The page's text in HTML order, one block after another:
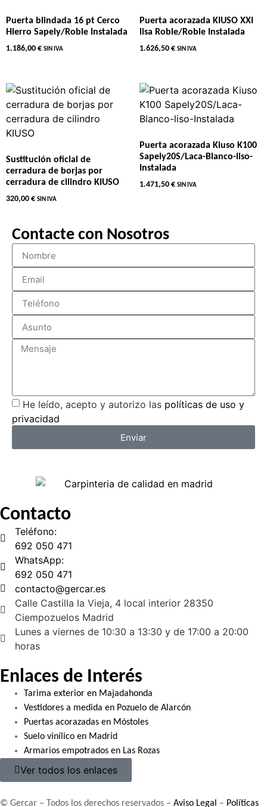
Puerta blindada 16 pt Cerco
Hierro Sapely/Roble Instalada
1.186,00 € SIN IVA
Puerta acorazada KIUSO XXI
lisa Roble/Roble Instalada
1.626,50 € SIN IVA
Sustitución oficial de
cerradura de borjas por
cerradura de cilindro KIUSO
320,00 € SIN IVA
Puerta acorazada Kiuso K100
Sapely20S/Laca-Blanco-liso-
Instalada
1.471,50 € SIN IVA
Contacte con Nosotros
He leído, acepto y autorizo las políticas de uso y
privacidad
Enviar
Contacto
Teléfono:
692 050 471
WhatsApp:
692 050 471
contacto@gercar.es
Calle Castilla la Vieja, 4 local interior 28350
Ciempozuelos Madrid
Lunes a viernes de 10:30 a 13:30 y de 17:00 a 20:00
horas
Enlaces de Interés
Tarima exterior en Majadahonda
Vestidores a medida en Pozuelo de Alarcón
Puertas acorazadas en Móstoles
Suelo vinílico en Madrid
Armarios empotrados en Las Rozas
Ver todos los enlaces
© Gercar – Todos los derechos reservados – Aviso Legal – Políticas